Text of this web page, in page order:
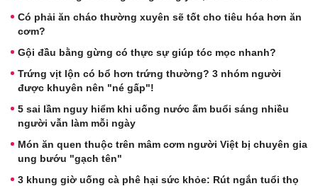
Có phải ăn cháo thường xuyên sẽ tốt cho tiêu hóa hơn ăn
cơm?
Gội đầu bằng gừng có thực sự giúp tóc mọc nhanh?
Trứng vịt lộn có bổ hơn trứng thường? 3 nhóm người
được khuyên nên "né gấp"!
5 sai lầm nguy hiểm khi uống nước ấm buổi sáng nhiều
người vẫn làm mỗi ngày
Món ăn quen thuộc trên mâm cơm người Việt bị chuyên gia
ung bướu "gạch tên"
3 khung giờ uống cà phê hại sức khỏe: Rút ngắn tuổi thọ